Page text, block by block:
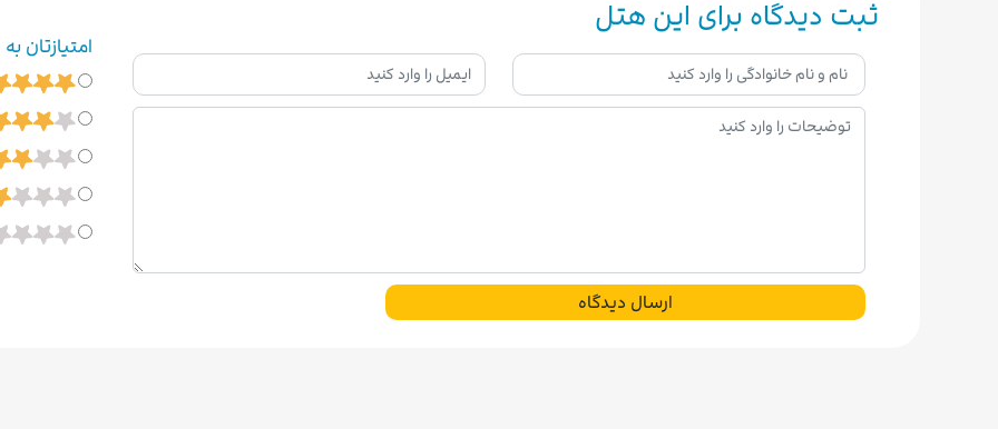
ثبت دیدگاه برای این هتل
ارسال دیدگاه
امتیازتان